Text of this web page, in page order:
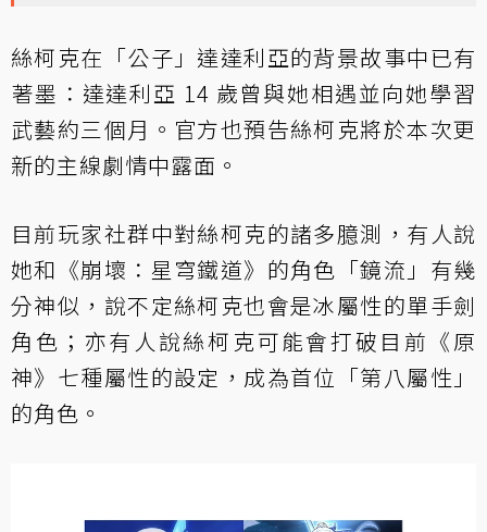
絲柯克在「公子」達達利亞的背景故事中已有
著墨：達達利亞 14 歲曾與她相遇並向她學習
武藝約三個月。官方也預告絲柯克將於本次更
新的主線劇情中露面。
目前玩家社群中對絲柯克的諸多臆測，有人說
她和《崩壞：星穹鐵道》的角色「鏡流」有幾
分神似，說不定絲柯克也會是冰屬性的單手劍
角色；亦有人說絲柯克可能會打破目前《原
神》七種屬性的設定，成為首位「第八屬性」
的角色。